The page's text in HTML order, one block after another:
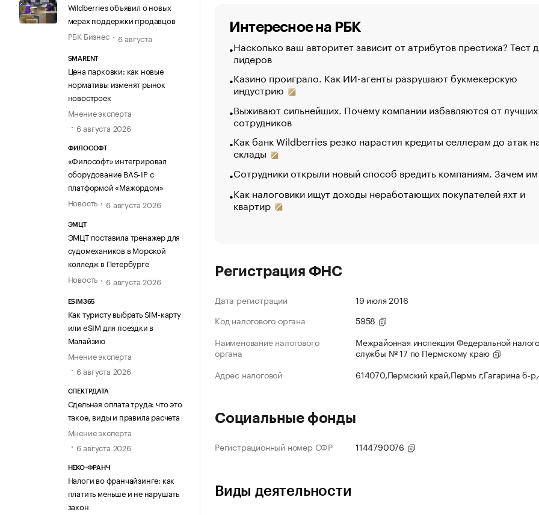
Wildberries объявил о новых
мерах поддержки продавцов
РБК Бизнес
6 августа
SMARENT
Цена парковки: как новые
нормативы изменят рынок
новостроек
Мнение эксперта
6 августа 2026
ФИЛОСОФТ
«Философт» интегрировал
оборудование BAS-IP с
платформой «Мажордом»
Новость
6 августа 2026
ЭМЦТ
ЭМЦТ поставила тренажер для
судомехаников в Морской
колледж в Петербурге
Новость
6 августа 2026
ESIM365
Как туристу выбрать SIM-карту
или eSIM для поездки в
Малайзию
Мнение эксперта
6 августа 2026
СПЕКТРДАТА
Сдельная оплата труда: что это
такое, виды и правила расчета
Мнение эксперта
6 августа 2026
НЕКО-ФРАНЧ
Налоги во франчайзинге: как
платить меньше и не нарушать
закон
Интересное на РБК
Насколько ваш авторитет зависит от атрибутов престижа? Тест
лидеров
Казино проиграло. Как ИИ-агенты разрушают букмекерскую
индустрию
Выживают сильнейших. Почему компании избавляются от лучших
сотрудников
Как банк Wildberries резко нарастил кредиты селлерам до атак
склады
Сотрудники открыли новый способ вредить компаниям. Зачем
Как налоговики ищут доходы неработающих покупателей яхт и
квартир
Регистрация ФНС
Дата регистрации
19 июля 2016
Код налогового органа
5958
Наименование налогового
органа
Межрайонная инспекция Федеральной
службы № 17 по Пермскому краю
Адрес налоговой
614070,Пермский край,Пермь г,Гагарина б-
Социальные фонды
Регистрационный номер СФР 1144790076
Виды деятельности